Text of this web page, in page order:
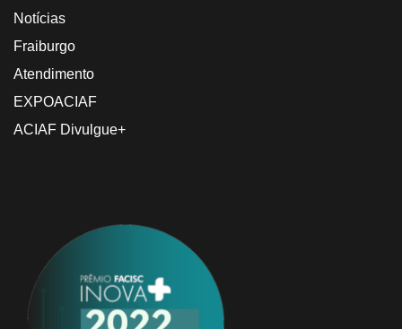
Notícias
Fraiburgo
Atendimento
EXPOACIAF
ACIAF Divulgue+